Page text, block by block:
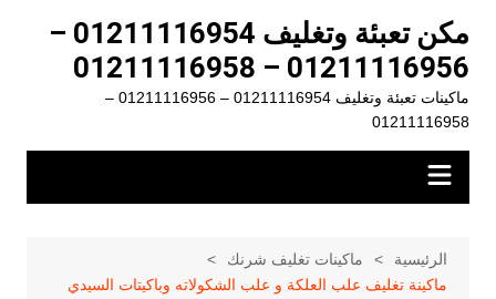
المحتوى
مكن تعبئة وتغليف 01211116954 –
01211116956 – 01211116958
ماكينات تعبئة وتغليف 01211116954 – 01211116956 –
01211116958
الرئيسية
ماكينات تغليف شرنك
ماكينة تغليف علب العلكة و علب الشكولاته وباكيتات السيدي